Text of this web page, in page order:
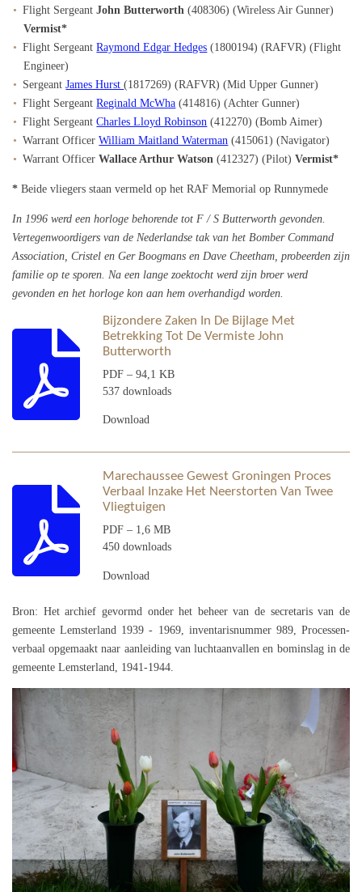
Flight SergeantJohn Butterworth (408306) (Wireless Air Gunner)
Vermist*
Flight SergeantRaymond Edgar Hedges (1800194) (RAFVR) (Flight
Engineer)
SergeantJames Hurst(1817269) (RAFVR) (Mid Upper Gunner)
Flight SergeantReginald McWha (414816) (Achter Gunner)
Flight SergeantCharles Lloyd Robinson (412270) (Bomb Aimer)
Warrant OfficerWilliam Maitland Waterman (415061) (Navigator)
Warrant OfficerWallace Arthur Watson (412327) (Pilot)Vermist*
* Beide vliegers staan vermeld op het RAF Memorial op Runnymede
In 1996 werd een horloge behorende tot F / S Butterworth gevonden.
Vertegenwoordigers van de Nederlandse tak van het Bomber Command
Association, Cristel en Ger Boogmans en Dave Cheetham, probeerden zijn
familie op te sporen. Na een lange zoektocht werd zijn broer werd
gevonden en het horloge kon aan hem overhandigd worden.
Bijzondere Zaken In De Bijlage Met
Betrekking Tot De Vermiste John
Butterworth
PDF – 94,1 KB
537 downloads
Download
Marechaussee Gewest Groningen Proces
Verbaal Inzake Het Neerstorten Van Twee
Vliegtuigen
PDF – 1,6 MB
450 downloads
Download
Bron: Het archief gevormd onder het beheer van de secretaris van de
gemeente Lemsterland 1939 - 1969, inventarisnummer 989, Processen-
verbaal opgemaakt naar aanleiding van luchtaanvallen en bominslag in de
gemeente Lemsterland, 1941-1944.